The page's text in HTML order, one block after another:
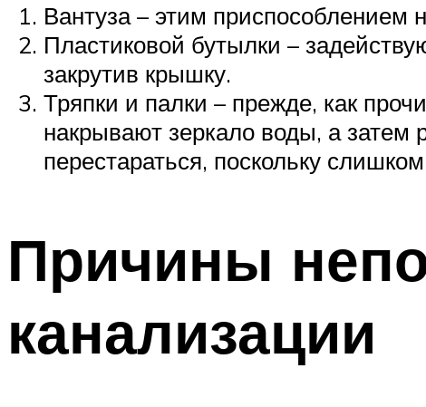
Вантуза – этим приспособлением
Пластиковой бутылки –
закрутив крышку.
Тряпки и палки – прежде, как
накрывают зеркало воды, а затем
перестараться, поскольку
Причины
канализации